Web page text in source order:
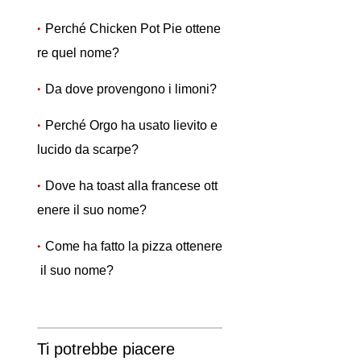
Perché Chicken Pot Pie ottene
re quel nome?
Da dove provengono i limoni?
Perché Orgo ha usato lievito e
lucido da scarpe?
Dove ha toast alla francese ott
enere il suo nome?
Come ha fatto la pizza ottenere
il suo nome?
Ti potrebbe piacere